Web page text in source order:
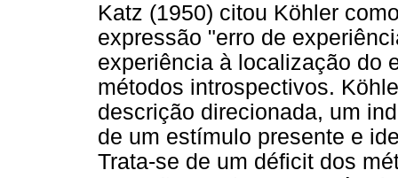
Katz (1950) citou Köhler
expressão "erro de
experiência à localização do
métodos introspectivos.
descrição direcionada, um
de um estímulo presente e
Trata-se de um déficit dos